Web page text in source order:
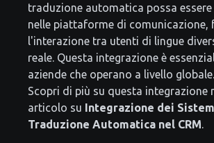
traduzione automatica possa
nelle piattaforme di comunicazione,
l'interazione tra utenti di lingue
reale. Questa integrazione è
aziende che operano a livello globale.
Scopri di più su questa integrazione
articolo su Integrazione dei
Traduzione Automatica nel CRM